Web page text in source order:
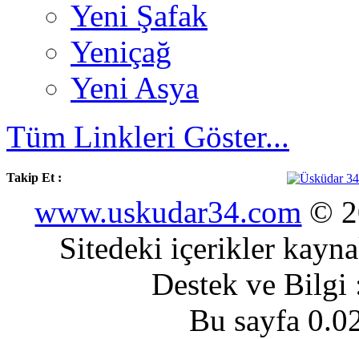
Yeni Şafak
Yeniçağ
Yeni Asya
Tüm Linkleri Göster...
Takip Et :
www.uskudar34.com ©
Sitedeki içerikler
Destek ve
Bu sayfa